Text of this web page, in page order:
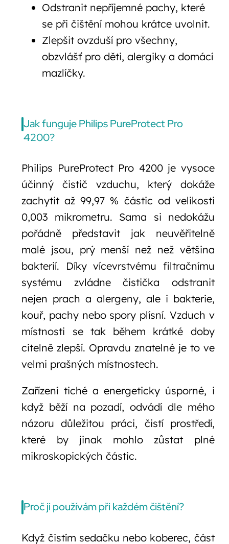
Odstranit nepříjemné pachy, které
se při čištění mohou krátce uvolnit.
Zlepšit ovzduší pro všechny,
obzvlášť pro děti, alergiky a domácí
mazlíčky.
Jak funguje Philips PureProtect Pro
4200?
Philips PureProtect Pro 4200 je vysoce
účinný čistič vzduchu, který dokáže
zachytit až 99,97 % částic od velikosti
0,003 mikrometru. Sama si nedokážu
pořádně představit jak neuvěřitelně
malé jsou, prý menší než než většina
bakterií. Díky vícevrstvému filtračnímu
systému zvládne čistička odstranit
nejen prach a alergeny, ale i bakterie,
kouř, pachy nebo spory plísní. Vzduch v
místnosti se tak během krátké doby
citelně zlepší. Opravdu znatelné je to ve
velmi prašných místnostech.
Zařízení tiché a energeticky úsporné, i
když běží na pozadí, odvádí dle mého
názoru důležitou práci, čistí prostředí,
které by jinak mohlo zůstat plné
mikroskopických částic.
Proč ji používám při každém čištění?
Když čistím sedačku nebo koberec, část